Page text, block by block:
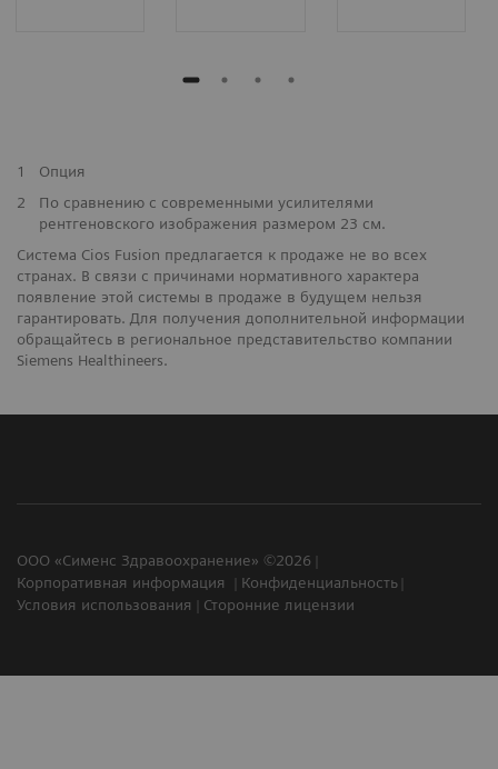
1
Опция
2
По сравнению с современными усилителями
рентгеновского изображения размером 23 см.
Система Cios Fusion предлагается к продаже не во всех
странах. В связи с причинами нормативного характера
появление этой системы в продаже в будущем нельзя
гарантировать. Для получения дополнительной информации
обращайтесь в региональное представительство компании
Siemens Healthineers.
ООО «Сименс Здравоохранение» ©2026
Корпоративная информация
Конфиденциальность
Условия использования
Сторонние лицензии